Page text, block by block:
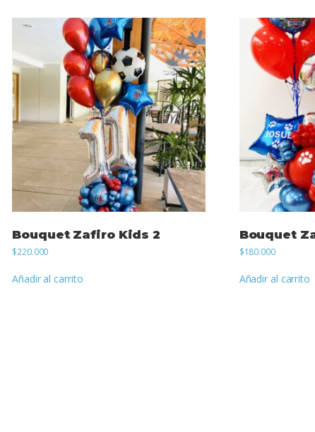
Bouquet Zafiro Kids 2
$220.000
Añadir al carrito
Bouquet
$180.000
Añadir al carrito